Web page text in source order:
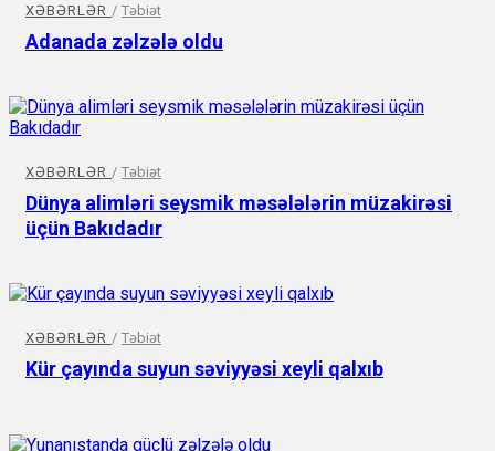
XƏBƏRLƏR / Təbiət
Adanada zəlzələ oldu
XƏBƏRLƏR / Təbiət
Dünya alimləri seysmik məsələlərin müzakirəsi
üçün Bakıdadır
XƏBƏRLƏR / Təbiət
Kür çayında suyun səviyyəsi xeyli qalxıb